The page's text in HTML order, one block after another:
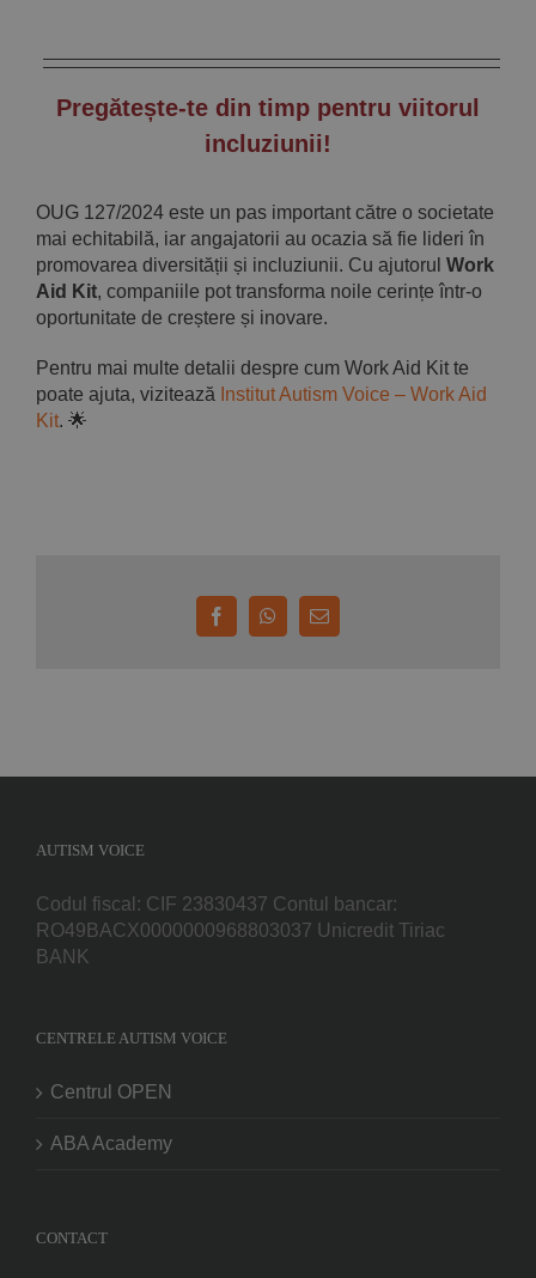
Pregătește-te din timp pentru viitorul
incluziunii!
OUG 127/2024 este un pas important către o societate
mai echitabilă, iar angajatorii au ocazia să fie lideri în
promovarea diversității și incluziunii. Cu ajutorul Work
Aid Kit, companiile pot transforma noile cerințe într-o
oportunitate de creștere și inovare.
Pentru mai multe detalii despre cum Work Aid Kit te
poate ajuta, vizitează Institut Autism Voice – Work Aid
Kit. 🌟
FacebookWhatsApp
E-
AUTISM VOICE
Codul fiscal: CIF 23830437 Contul bancar:
RO49BACX0000000968803037 Unicredit Tiriac
BANK
CENTRELE AUTISM VOICE
Centrul OPEN
ABA Academy
CONTACT